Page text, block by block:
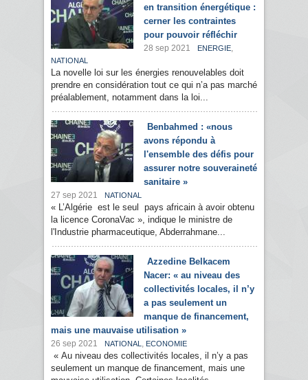
en transition énergétique :
cerner les contraintes
pour pouvoir réfléchir
28 sep 2021 ENERGIE,
NATIONAL
La novelle loi sur les énergies renouvelables doit
prendre en considération tout ce qui n’a pas marché
préalablement, notamment dans la loi...
Benbahmed : «nous
avons répondu à
l'ensemble des défis pour
assurer notre souveraineté
sanitaire »
27 sep 2021 NATIONAL
« L’Algérie est le seul pays africain à avoir obtenu
la licence CoronaVac », indique le ministre de
l'Industrie pharmaceutique, Abderrahmane...
Azzedine Belkacem
Nacer: « au niveau des
collectivités locales, il n’y
a pas seulement un
manque de financement,
mais une mauvaise utilisation »
26 sep 2021 NATIONAL , ECONOMIE
« Au niveau des collectivités locales, il n’y a pas
seulement un manque de financement, mais une